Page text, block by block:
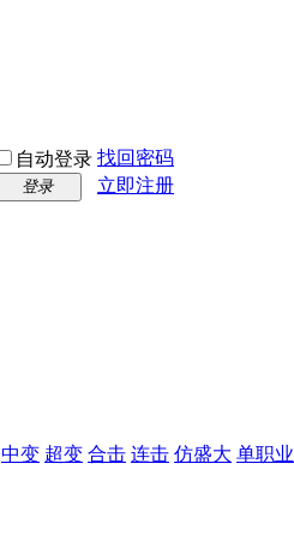
自动登录 找回密码
登录
立即注册
中变 超变 合击 连击 仿盛大 单职业